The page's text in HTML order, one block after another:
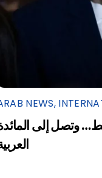
NEWS,
وتصل إلى